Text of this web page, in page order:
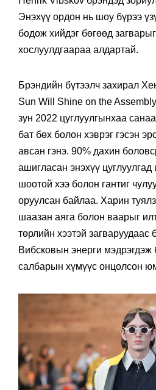
Энэхүү ордон нь шоу бүрээ
бодож хийдэг бөгөөд
хослуулдгаараа алдартай.
Брэндийн бүтээлч захирал
Sun Will Shine on the
зун 2022 цуглуулгынхаа
бат бөх болон хэврэг гэсэн
авсан гэнэ. 90% дахин
ашигласан энэхүү
шоотой хээ болон гантиг
оруулсан байлаа. Харин
шаазан аяга болон ваарыг
төрлийн хээтэй загваруудаас
Вибсковын энерги мэдрэгдэж
салбарын хүмүүс онцолсон